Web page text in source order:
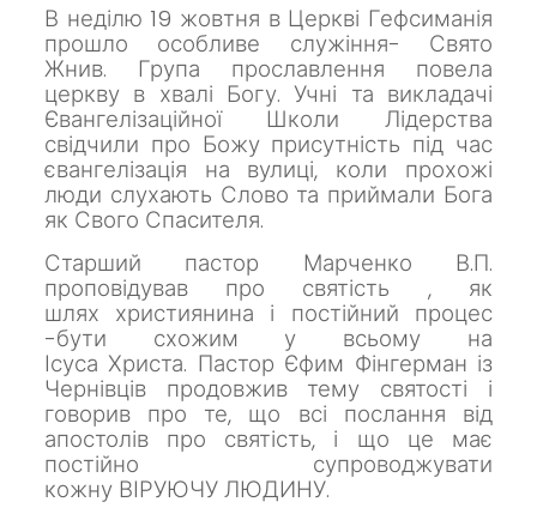
В неділю 19 жовтня в Церкві Гефсиманія
прошло особливе служіння- Свято
Жнив. Група прославлення повела
церкву в хвалі Богу.Учні та викладачі
Євангелізаційної Школи Лідерства
свідчили про Божу присутність під час
євангелізація на вулиці, коли прохожі
люди слухають Слово та приймали Бога
як Свого Спасителя.
Старший пастор Марченко В.П.
проповідував про святість , як
шлях християнина і постійний процес
-бути схожим у всьому на
ІсусаХриста. Пастор Єфим Фінгерман із
Чернівців продовжив тему святості і
говорив про те, що всі послання від
апостолів про святість, і що це має
постійно супроводжувати
кожну ВІРУЮЧУ ЛЮДИНУ.